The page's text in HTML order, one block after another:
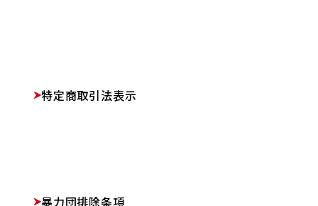
特定商取引法表示
暴力団排除条項